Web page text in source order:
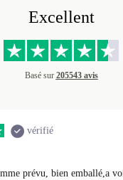
Excellent
Basé sur 205543 avis
vérifié
prévu, bien emballé,a